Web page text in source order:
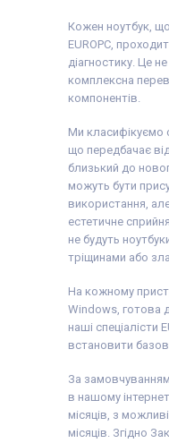
Кожен ноутбук,
EUROPC,
діагностику. Це
комплексна
компонентів.
Ми класифікуємо
що передбачає
близький до
можуть бути
використання,
естетичне
не будуть
тріщинами або
На кожному
Windows, готова
наші спеціалісти
встановити
За
в нашому
місяців, з
місяців. Згідно